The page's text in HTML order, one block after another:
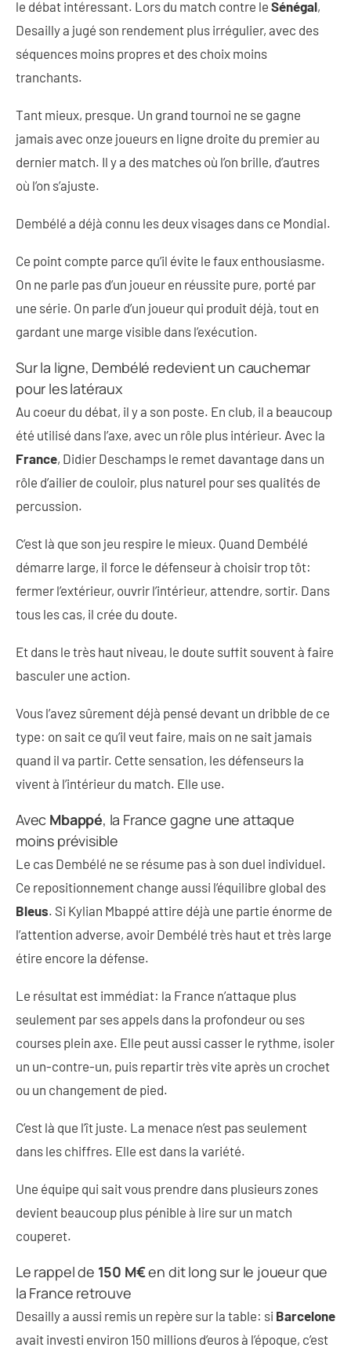
le débat intéressant. Lors du match contre le Sénégal,
Desailly a jugé son rendement plus irrégulier, avec des
séquences moins propres et des choix moins
tranchants.
Tant mieux, presque. Un grand tournoi ne se gagne
jamais avec onze joueurs en ligne droite du premier au
dernier match. Il y a des matches où l’on brille, d’autres
où l’on s’ajuste.
Dembélé a déjà connu les deux visages dans ce Mondial.
Ce point compte parce qu’il évite le faux enthousiasme.
On ne parle pas d’un joueur en réussite pure, porté par
une série. On parle d’un joueur qui produit déjà, tout en
gardant une marge visible dans l’exécution.
Sur la ligne, Dembélé redevient un cauchemar
pour les latéraux
Au coeur du débat, il y a son poste. En club, il a beaucoup
été utilisé dans l’axe, avec un rôle plus intérieur. Avec la
France, Didier Deschamps le remet davantage dans un
rôle d’ailier de couloir, plus naturel pour ses qualités de
percussion.
C’est là que son jeu respire le mieux. Quand Dembélé
démarre large, il force le défenseur à choisir trop tôt:
fermer l’extérieur, ouvrir l’intérieur, attendre, sortir. Dans
tous les cas, il crée du doute.
Et dans le très haut niveau, le doute suffit souvent à faire
basculer une action.
Vous l’avez sûrement déjà pensé devant un dribble de ce
type: on sait ce qu’il veut faire, mais on ne sait jamais
quand il va partir. Cette sensation, les défenseurs la
vivent à l’intérieur du match. Elle use.
Avec Mbappé, la France gagne une attaque
moins prévisible
Le cas Dembélé ne se résume pas à son duel individuel.
Ce repositionnement change aussi l’équilibre global des
Bleus. Si Kylian Mbappé attire déjà une partie énorme de
l’attention adverse, avoir Dembélé très haut et très large
étire encore la défense.
Le résultat est immédiat: la France n’attaque plus
seulement par ses appels dans la profondeur ou ses
courses plein axe. Elle peut aussi casser le rythme, isoler
un un-contre-un, puis repartir très vite après un crochet
ou un changement de pied.
C’est là que l’ît juste. La menace n’est pas seulement
dans les chiffres. Elle est dans la variété.
Une équipe qui sait vous prendre dans plusieurs zones
devient beaucoup plus pénible à lire sur un match
couperet.
Le rappel de 150 M€en dit long sur le joueur que
la France retrouve
Desailly a aussi remis un repère sur la table: si Barcelone
avait investi environ 150 millions d’euros à l’époque, c’est